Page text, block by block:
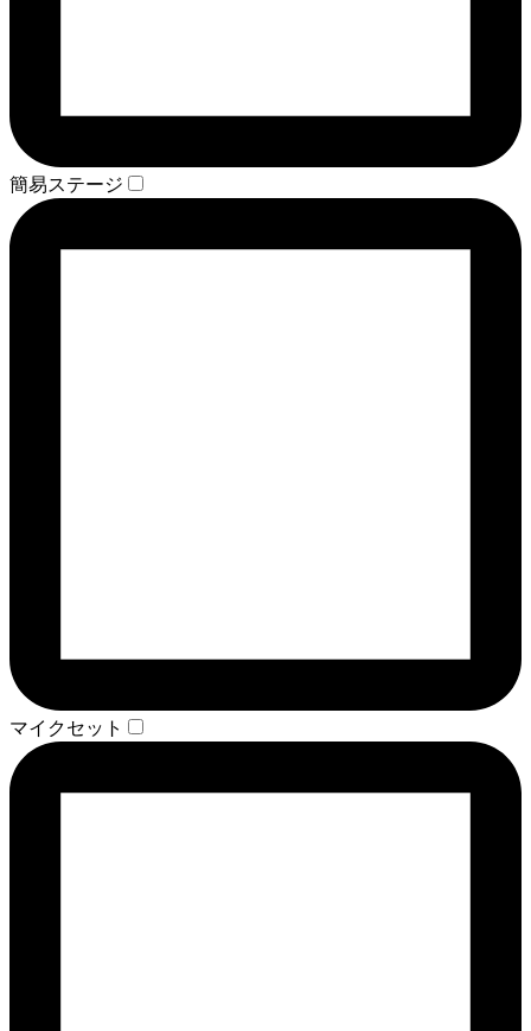
簡易ステージ
マイクセット